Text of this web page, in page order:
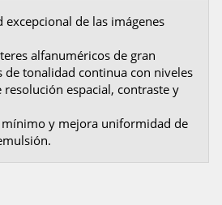
excepcional de las imágenes
alfanuméricos de gran
de tonalidad continua con niveles
espacial, contraste y
mínimo y mejora uniformidad de